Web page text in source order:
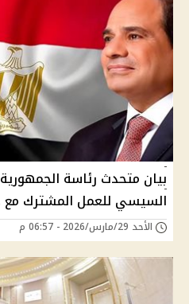
بيان متحدث رئاسة
السيسي للعمل المشترك مع
الأحد 29/مارس/2026 - 06:57 م